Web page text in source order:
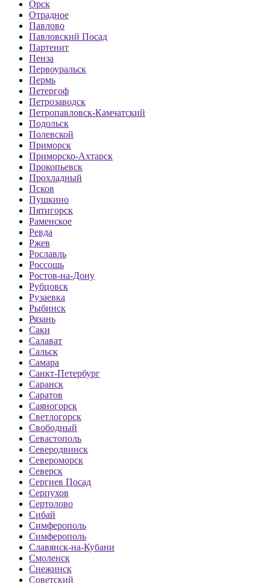
Орск
Отрадное
Павлово
Павловский Посад
Партенит
Пенза
Первоуральск
Пермь
Петергоф
Петрозаводск
Петропавловск-Камчатский
Подольск
Полевской
Приморск
Приморско-Ахтарск
Прокопьевск
Прохладный
Псков
Пушкино
Пятигорск
Раменское
Ревда
Ржев
Рославль
Россошь
Ростов-на-Дону
Рубцовск
Рузаевка
Рыбинск
Рязань
Саки
Салават
Сальск
Самара
Санкт-Петербург
Саранск
Саратов
Саяногорск
Светлогорск
Свободный
Севастополь
Северодвинск
Североморск
Северск
Сергиев Посад
Серпухов
Сертолово
Сибай
Симферополь
Симферополь
Славянск-на-Кубани
Смоленск
Снежинск
Советский